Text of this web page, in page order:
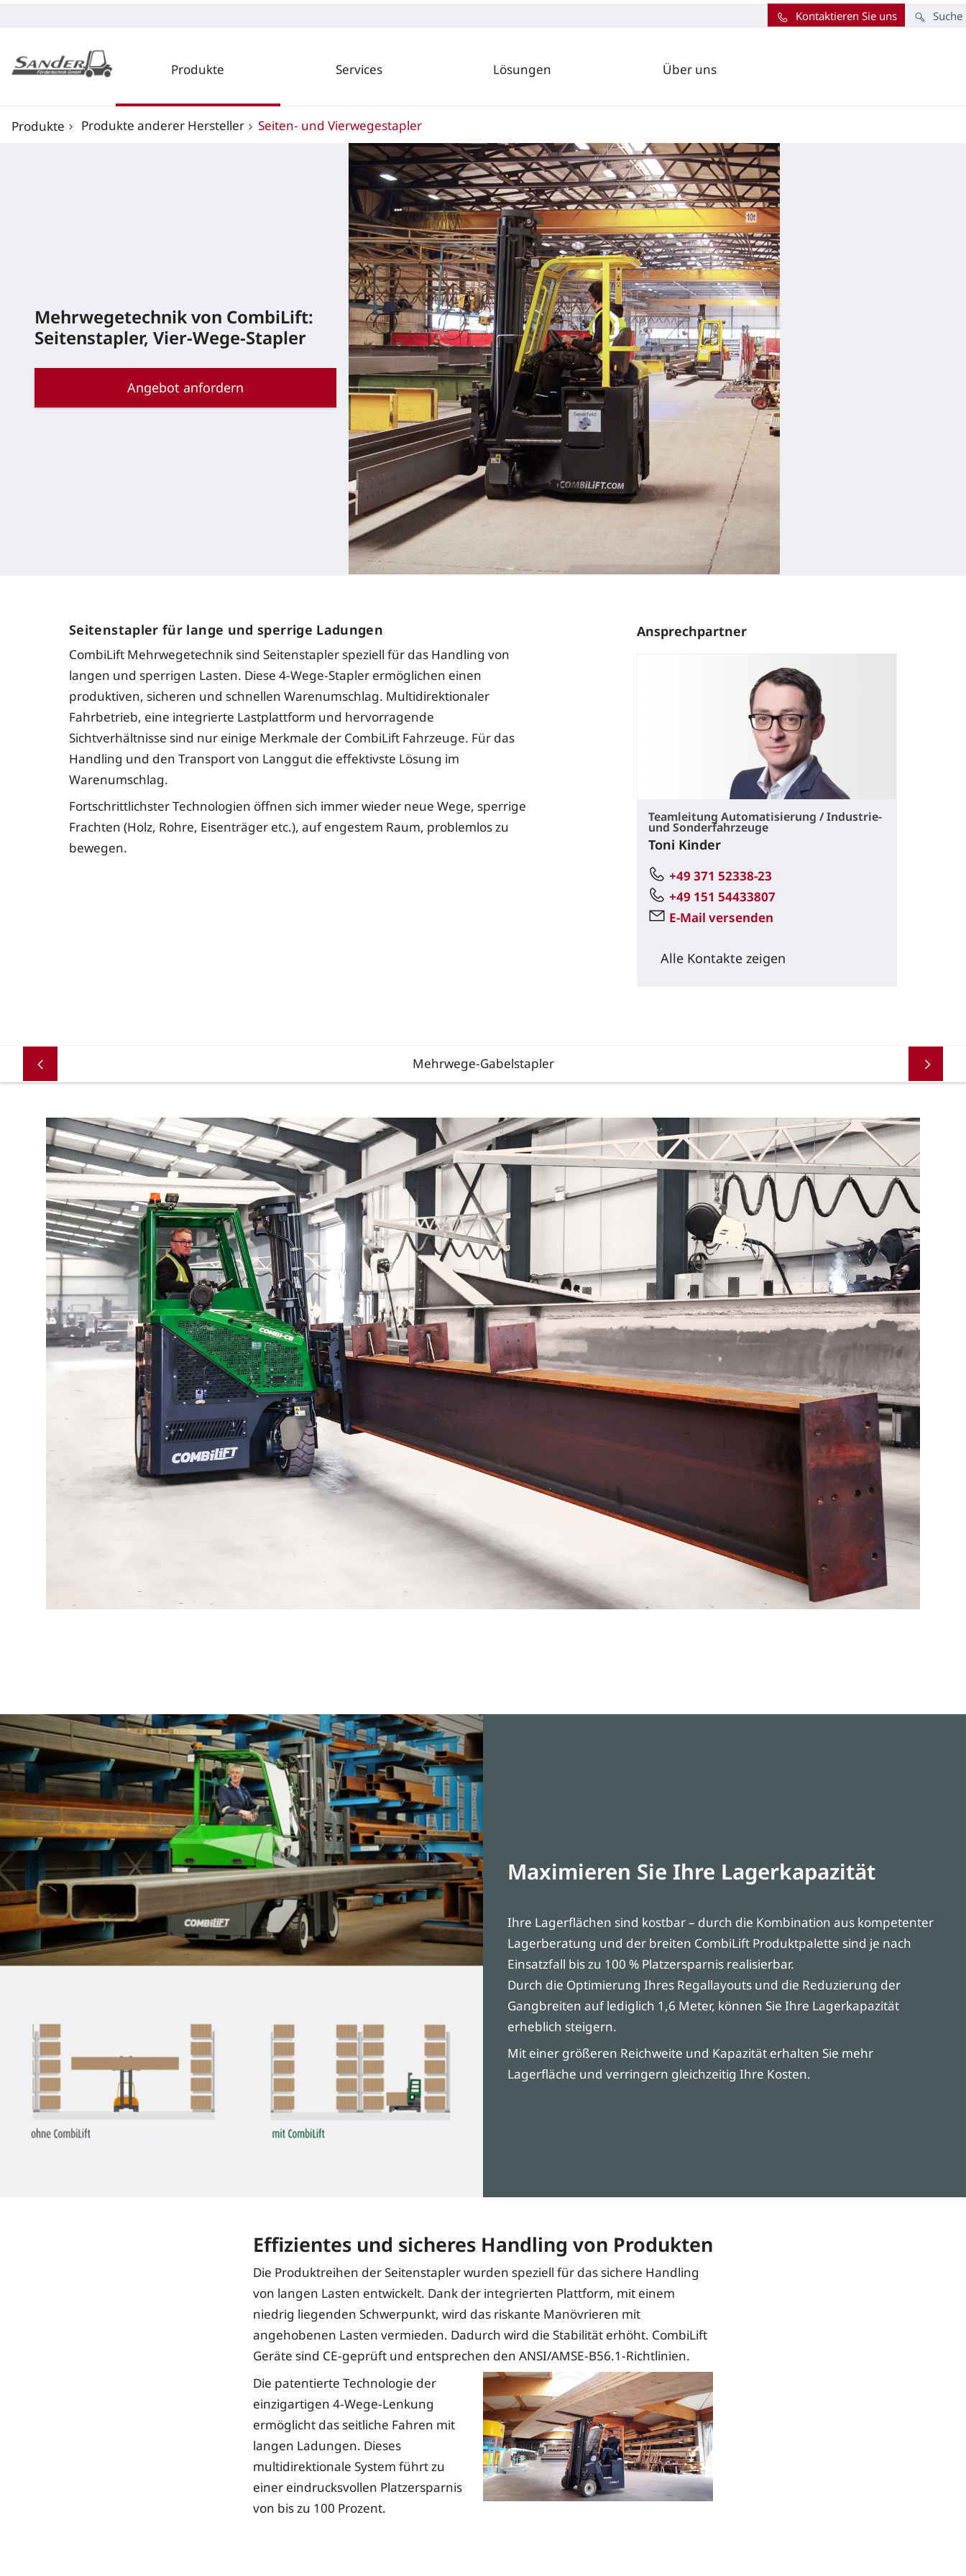
Produkte Services Lösungen Über uns
Suche
Kontaktieren Sie uns
Produkte Produkte anderer Hersteller Seiten- und Vierwegestapler
Mehrwegetechnik von CombiLift:
Seitenstapler, Vier-Wege-Stapler
Angebot anfordern
Seitenstapler für lange und sperrige Ladungen
CombiLift Mehrwegetechnik sind Seitenstapler speziell für das Handling von
langen und sperrigen Lasten. Diese 4-Wege-Stapler ermöglichen einen
produktiven, sicheren und schnellen Warenumschlag. Multidirektionaler
Fahrbetrieb, eine integrierte Lastplattform und hervorragende
Sichtverhältnisse sind nur einige Merkmale der CombiLift Fahrzeuge. Für das
Handling und den Transport von Langgut die effektivste Lösung im
Warenumschlag.
Fortschrittlichster Technologien öffnen sich immer wieder neue Wege, sperrige
Frachten (Holz, Rohre, Eisenträger etc.), auf engestem Raum, problemlos zu
bewegen.
Ansprechpartner
Teamleitung Automatisierung / Industrie-
und Sonderfahrzeuge
Toni Kinder
+49 371 52338-23
+49 151 54433807
E-Mail versenden
Alle Kontakte zeigen
Mehrwege-Gabelstapler
Gabelstapler
Quantität und Qualität
Für jeden Einsatzfall gerüstet
Maximieren Sie Ihre Lagerkapazität
Ihre Lagerflächen sind kostbar – durch die Kombination aus kompetenter
Lagerberatung und der breiten CombiLift Produktpalette sind je nach
Einsatzfall bis zu 100 % Platzersparnis realisierbar.
Durch die Optimierung Ihres Regallayouts und die Reduzierung der
Gangbreiten auf lediglich 1,6 Meter, können Sie Ihre Lagerkapazität
erheblich steigern.
Mit einer größeren Reichweite und Kapazität erhalten Sie mehr
Lagerfläche und verringern gleichzeitig Ihre Kosten.
Effizientes und sicheres Handling von Produkten
Die Produktreihen der Seitenstapler wurden speziell für das sichere Handling
von langen Lasten entwickelt. Dank der integrierten Plattform, mit einem
niedrig liegenden Schwerpunkt, wird das riskante Manövrieren mit
angehobenen Lasten vermieden. Dadurch wird die Stabilität erhöht. CombiLift
Geräte sind CE-geprüft und entsprechen den ANSI/AMSE-B56.1-Richtlinien.
Die patentierte Technologie der
einzigartigen 4-Wege-Lenkung
ermöglicht das seitliche Fahren mit
langen Ladungen. Dieses
multidirektionale System führt zu
einer eindrucksvollen Platzersparnis
von bis zu 100 Prozent.